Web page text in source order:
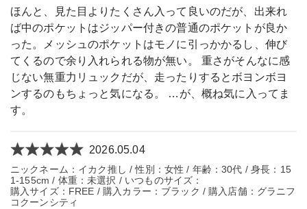
ほんと、見た目よりたくさん入って良いのだが、出来れ
ば中のポケットはジッパー付きの普通のポケットが良か
った。メッシュのポケットはモノに引っかかるし、伸び
てくるので余り入れられる物が無い。 重さがそんなに感
じない無重力リュックだが、走ったりするとボヨンボヨ
ンするのもちょっと気になる。 …が、概ね気に入ってま
す。
2026.05.04
ニックネーム：イカク推し / 性別：女性 / 年齢：30代 / 身長：15
1-155cm / 体重：未選択 / いつものサイズ：
購入サイズ：FREE / 購入カラー：ブラック / 購入店舗：グラニフ
コクーンシティ